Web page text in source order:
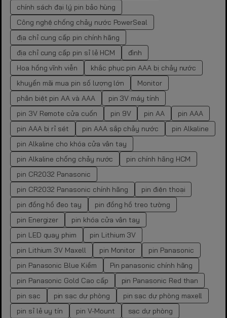
chính sách đại lý pin bảo hùng
Công nghệ chống chảy nước PowerSeal
địa chỉ cung cấp pin chính hãng
địa chỉ cung cấp pin sỉ lẻ HCM
đình
Hoa hồng vĩnh viễn
khắc phục pin AAA bị chảy nước
khuyến mãi mua pin số lượng lớn
Monitor
phân biệt pin AA và AAA
pin 3V máy tính
pin 3V Remote cửa cuốn
pin 9V pin AA
pin AAA
pin AAA bị rỉ sét
pin AAA sắp chảy nước
pin Alkaline
pin Alkaline cho khóa cửa vân tay
pin Alkaline chống chảy nước
pin chính hãng HCM
pin CR2032 Panasonic
pin CR2032 Panasonic chính hãng
pin điện thoại
pin đồng hồ đeo tay
pin đồng hồ treo tường
pin Energizer
pin khóa cửa vân tay
pin LED quay phim
pin Lithium 3V
pin Lithium 3V Maxell
pin Monitor
pin Panasonic
pin Panasonic Blue Kiềm
Pin panasonic chính hãng
pin Panasonic Gold Cao cấp
pin Panasonic Red than
pin sạc
pin sạc dự phòng
pin sạc dự phòng maxell
pin sỉ lẻ uy tín
pin V-Mount
sạc dự phòng